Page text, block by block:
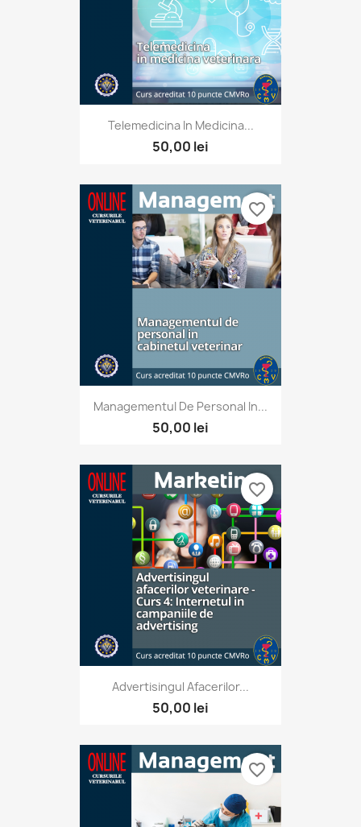
Telemedicina In Medicina...
50,00 lei
ManagementuI De Personal In...
50,00 lei
favorite_border
Advertisingul Afacerilor...
50,00 lei
favorite_border
favorite_border